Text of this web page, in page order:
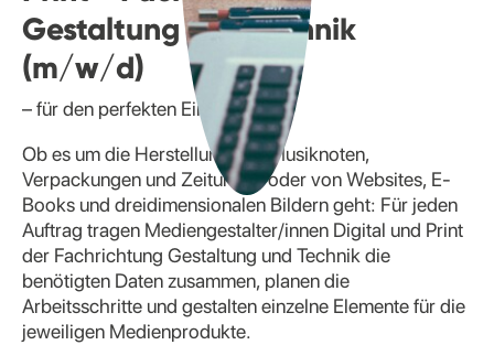
Gestaltung und Technik
(m/w/d)
– für den perfekten Eindruck
Ob es um die Herstellung von Musiknoten,
Verpackungen und Zeitungen oder von Websites, E-
Books und dreidimensionalen Bildern geht: Für jeden
Auftrag tragen Mediengestalter/innen Digital und Print
der Fachrichtung Gestaltung und Technik die
benötigten Daten zusammen, planen die
Arbeitsschritte und gestalten einzelne Elemente für die
jeweiligen Medienprodukte.